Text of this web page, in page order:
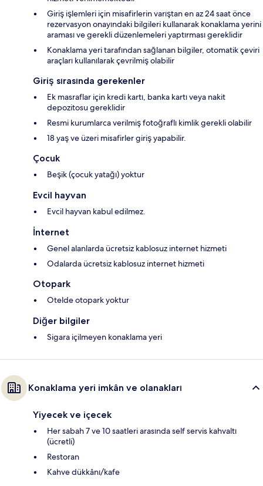
Giriş işlemleri için misafirlerin varıştan en az 24 saat önce
rezervasyon onayındaki bilgileri kullanarak konaklama yerini
araması ve gerekli düzenlemeleri yaptırması gereklidir
Konaklama yeri tarafından sağlanan bilgiler, otomatik çeviri
araçları kullanılarak çevrilmiş olabilir
Giriş sırasında gerekenler
Ek masraflar için kredi kartı, banka kartı veya nakit
depozitosu gereklidir
Resmi kurumlarca verilmiş fotoğraflı kimlik gerekli olabilir
18 yaş ve üzeri misafirler giriş yapabilir.
Çocuk
Beşik (çocuk yatağı) yoktur
Evcil hayvan
Evcil hayvan kabul edilmez.
İnternet
Genel alanlarda ücretsiz kablosuz internet hizmeti
Odalarda ücretsiz kablosuz internet hizmeti
Otopark
Otelde otopark yoktur
Diğer bilgiler
Sigara içilmeyen konaklama yeri
Konaklama yeri imkân ve olanakları
Yiyecek ve içecek
Her sabah 7 ve 10 saatleri arasında self servis kahvaltı
(ücretli)
Restoran
Kahve dükkânı/kafe